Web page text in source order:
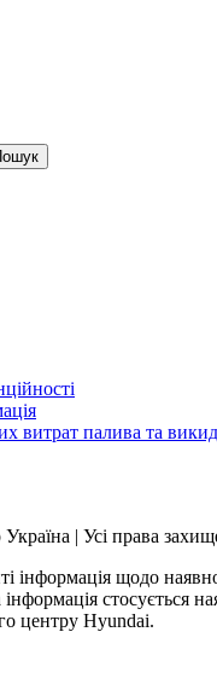
витрат палива та
| Усі права
інформація щодо
стосується
центру Hyundai.